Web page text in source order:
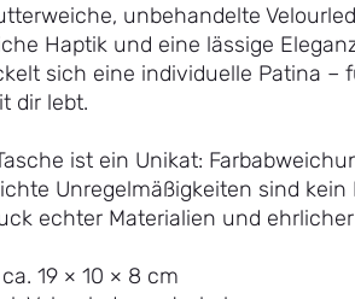
unbehandelte
Haptik und eine lässige
sich eine individuelle Patina –
dir lebt.
ist ein Unikat:
Unregelmäßigkeiten sind kein
echter Materialien und
19 × 10 × 8 cm